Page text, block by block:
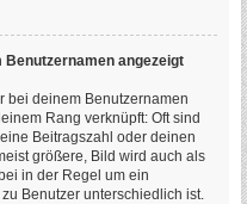
Benutzernamen angezeigt
bei deinem Benutzernamen
Rang verknüpft: Oft sind
Beitragszahl oder deinen
größere, Bild wird auch als
in der Regel um ein
Benutzer unterschiedlich ist.